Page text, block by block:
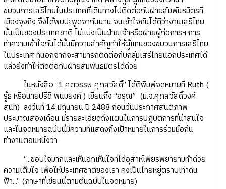
ขบวนการเสรีไทยในประเทศที่เดินทางไปติดต่อกับฝ่ายสัมพันธมิตรที่
เมืองจุงกิง จึงได้พบปะพูดจากันนาน จนเข้าใจกันได้ดีว่างานเสรีไทย
นั้นเป็นของประเทศชาติ ไม่แบ่งเป็นฝ่ายเจ้าหรือฝ่ายผู้ก่อการฯ การ
ทำความเข้าใจกันได้นั้นมีความสำคัญทำให้ผู้แทนของขบวนการเสรีไทย
ในประเทศ ที่นอกจากจะสามารถติดต่อกับกลุ่มเสรีไทยนอกประเทศได้
แล้วยังทำให้ติดต่อกับฝ่ายสัมพันธมิตรได้ด้วย
ในหนังสือ “1 ศตวรรษ ศุภสวัสดิ์” ได้ตีพิมพ์จดหมายที่ Ruth (
รู้ธ หรือนายปรีดี พนมยงค์ ) เขียนถึง “อรุณ” (ม.จ.ศุภสวัสดิ์วงศ์
สนิท) ลงวันที่ 14 มิถุนายน ปี 2488 ก่อนวันประกาศสันติภาพ
ประมาณสองเดือน มีรายละเอียดถึงแผนในการปฏิบัติการที่น่าสนใจ
และในจดหมายฉบับนี้มีความที่แสดงถึงเป้าหมายในการร่วมมือกัน
ทำงานตอนหนึ่งว่า
“...ขอบใจมากและเห็นอกเห็นใจที่ได้อุส่าห์เพียรพยายามทำด้วย
ความเต็มใจ เพื่อให้ประเทศชาติของเรา คงเป็นไทยหยู่ตราบเท่าดิน
ฟ้า...” (ภาษาที่เขียนนี้ตามต้นฉบับในจดหมาย)